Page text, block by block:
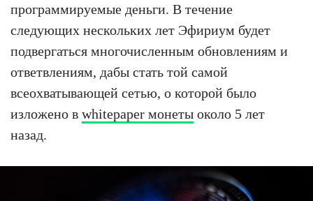
программируемые деньги. В течение
следующих нескольких лет Эфириум будет
подвергаться многочисленным обновлениям и
ответвлениям, дабы стать той самой
всеохватывающей сетью, о которой было
изложено в whitepaper монеты около 5 лет
назад.